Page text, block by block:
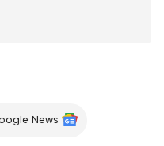
News